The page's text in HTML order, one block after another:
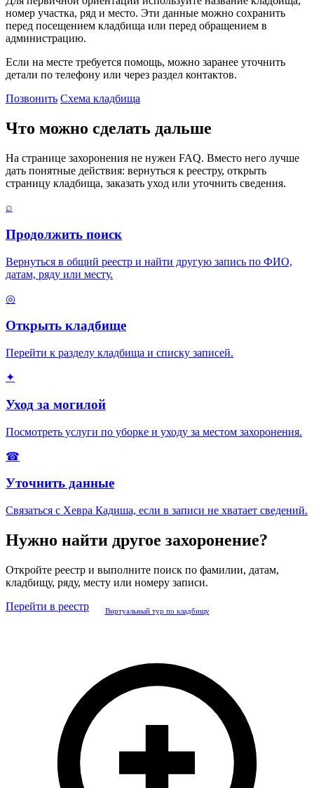
номер участка, ряд и место. Эти данные можно сохранить
перед посещением кладбища или перед обращением в
администрацию.
Если на месте требуется помощь, можно заранее уточнить
детали по телефону или через раздел контактов.
Позвонить Схема кладбища
Что можно сделать дальше
На странице захоронения не нужен FAQ. Вместо него лучше
дать понятные действия: вернуться к реестру, открыть
страницу кладбища, заказать уход или уточнить сведения.
⌕
Продолжить поиск
Вернуться в общий реестр и найти другую запись по ФИО,
датам, ряду или месту.
◎
Открыть кладбище
Перейти к разделу кладбища и списку записей.
✦
Уход за могилой
Посмотреть услуги по уборке и уходу за местом захоронения.
☎
Уточнить данные
Связаться с Хевра Кадиша, если в записи не хватает сведений.
Нужно найти другое захоронение?
Откройте реестр и выполните поиск по фамилии, датам,
кладбищу, ряду, месту или номеру записи.
Перейти в реестр
Виртуальный тур по кладбищу